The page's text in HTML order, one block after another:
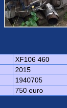
XF106 460
2015
1940705
750 euro